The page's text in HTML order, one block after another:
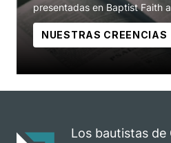
presentadas en Baptist Faith
NUESTRAS CREENCIAS
Los bautistas